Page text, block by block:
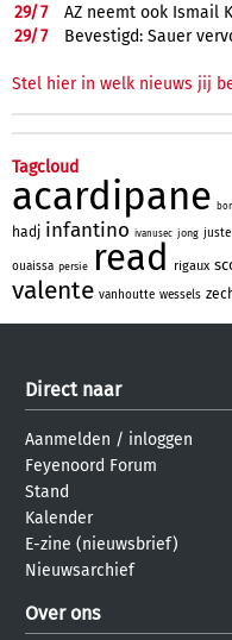
29/7
AZ neemt ook Ismail
29/7 Bevestigd: Sauer
Stel hier in welk nieuws jij
Tagcloud
acardipane
hadj infantino ivanusec jong juste
ouaissa persie read rigaux
valente vanhoutte wessels
Direct naar
Aanmelden / inloggen
Feyenoord Forum
Stand
Kalender
E-zine (nieuwsbrief)
Nieuwsarchief
Over ons